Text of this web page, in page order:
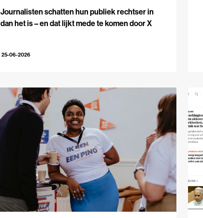
Journalisten schatten hun publiek rechtser in
dan het is – en dat lijkt mede te komen door X
25-06-2026